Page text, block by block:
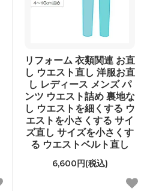
リフォーム 衣類関連 お直
し ウエスト直し 洋服お直
し レディース メンズ パ
ンツ ウエスト詰め 裏地な
し ウエストを細くする ウ
エストを小さくする サイ
ズ直し サイズを小さくす
る ウエストベルト直し
6,600円(税込)